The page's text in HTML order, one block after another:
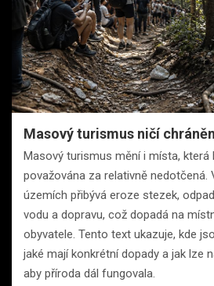
Masový turismus ničí
Masový turismus mění i místa, která
považována za relativně nedotčená.
územích přibývá eroze stezek,
vodu a dopravu, což dopadá na
obyvatele. Tento text ukazuje, kde
jaké mají konkrétní dopady a jak lze
aby příroda dál fungovala.